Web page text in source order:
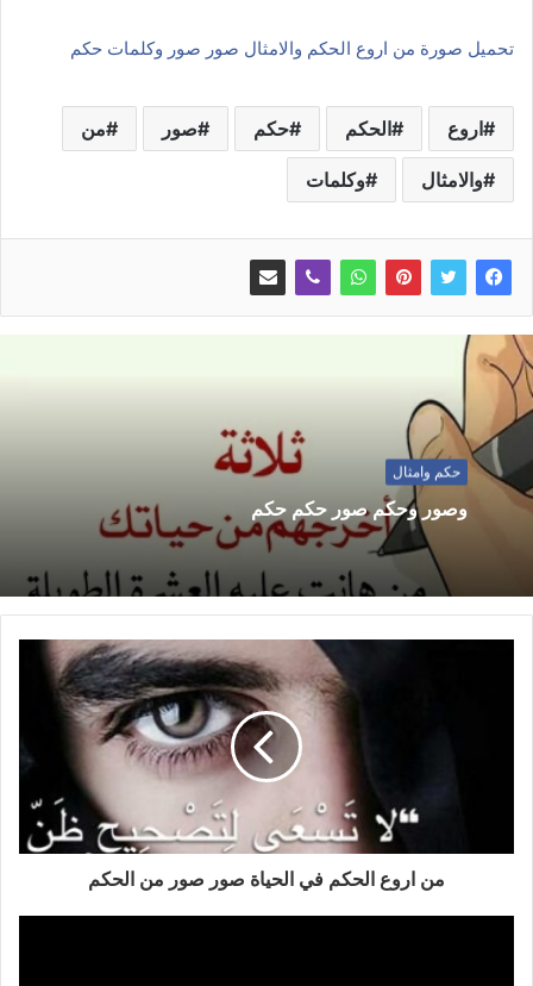
تحميل صورة من اروع الحكم والامثال صور صور وكلمات حكم
اروع الحكم حكم صور من
والامثال وكلمات
حكم وامثال
وصور وحكم صور حكم حكم
من اروع الحكم في الحياة صور صور من الحكم